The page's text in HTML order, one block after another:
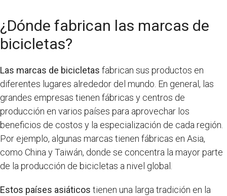
¿Dónde fabrican las marcas de
bicicletas?
Las marcas de bicicletas fabrican sus productos en
diferentes lugares alrededor del mundo. En general, las
grandes empresas tienen fábricas y centros de
producción en varios países para aprovechar los
beneficios de costos y la especialización de cada región.
Por ejemplo, algunas marcas tienen fábricas en Asia,
como China y Taiwán, donde se concentra la mayor parte
de la producción de bicicletas a nivel global.
Estos países asiáticos tienen una larga tradición en la